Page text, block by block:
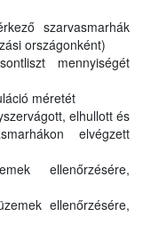
szarvasmarhák
országonként)
mennyiségét
méretét
elhullott és
elvégzett
ellenőrzésére,
ellenőrzésére,